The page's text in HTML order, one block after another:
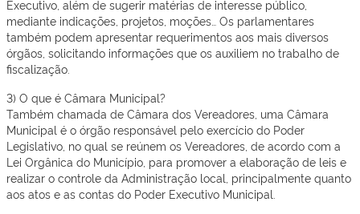
Executivo, além de sugerir matérias de interesse público,
mediante indicações, projetos, moções… Os parlamentares
também podem apresentar requerimentos aos mais diversos
órgãos, solicitando informações que os auxiliem no trabalho de
fiscalização.
3) O que é Câmara Municipal?
Também chamada de Câmara dos Vereadores, uma Câmara
Municipal é o órgão responsável pelo exercício do Poder
Legislativo, no qual se reúnem os Vereadores, de acordo com a
Lei Orgânica do Município, para promover a elaboração de leis e
realizar o controle da Administração local, principalmente quanto
aos atos e as contas do Poder Executivo Municipal.